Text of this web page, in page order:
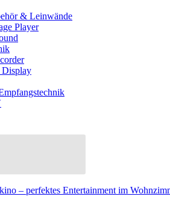
& Leinwände
Player
Display
– perfektes Entertainment im